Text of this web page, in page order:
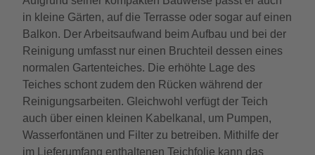
in kleine Gärten, auf die Terrasse oder sogar auf einen
Balkon. Der Arbeitsaufwand beim Aufbau und bei der
Reinigung umfasst nur einen Bruchteil dessen eines
normalen Gartenteiches. Die erhöhte Lage des
Teiches schont zudem den Rücken während der
Reinigungsarbeiten. Gleichwohl verfügt der Teich
auch über einen kleinen Kabelkanal, um Pumpen,
Wasserfontänen und Filter zu betreiben. Mithilfe der
im Lieferumfang enthaltenen Teichfolie kann das